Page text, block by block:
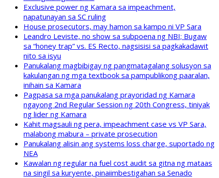
Exclusive power ng Kamara sa impeachment,
napatunayan sa SC ruling
House prosecutors, may hamon sa kampo ni VP Sara
Leandro Leviste, no show sa subpoena ng NBI; Bugaw
sa “honey trap” vs. ES Recto, nagsisisi sa pagkakadawit
nito sa isyu
Panukalang magbibigay ng pangmatagalang solusyon sa
kakulangan ng mga textbook sa pampublikong paaralan,
inihain sa Kamara
Pagpasa sa mga panukalang prayoridad ng Kamara
ngayong 2nd Regular Session ng 20th Congress, tiniyak
ng lider ng Kamara
Kahit magsauli ng pera, impeachment case vs VP Sara,
malabong mabura – private prosecution
Panukalang alisin ang systems loss charge, suportado ng
NEA
Kawalan ng regular na fuel cost audit sa gitna ng mataas
na singil sa kuryente, pinaiimbestigahan sa Senado